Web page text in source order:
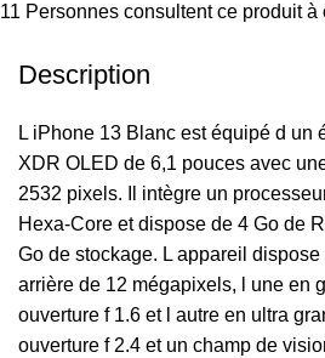
11 Personnes consultent ce produit à
Description
L iPhone 13 Blanc est équipé d un
XDR OLED de 6,1 pouces avec
2532 pixels. Il intègre un
Hexa-Core et dispose de 4 Go de
Go de stockage. L appareil
arrière de 12 mégapixels, l une en
ouverture f 1.6 et l autre en ultra
ouverture f 2.4 et un champ de